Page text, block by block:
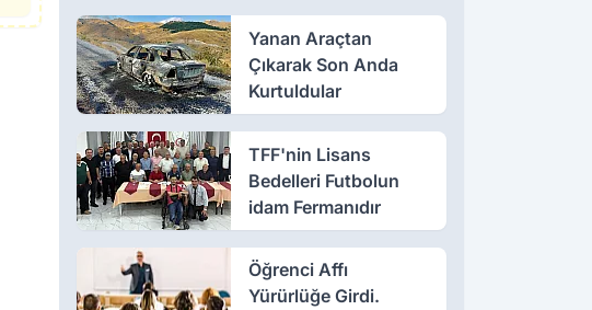
Yanan Araçtan
Çıkarak Son Anda
Kurtuldular
TFF'nin Lisans
Bedelleri Futbolun
idam Fermanıdır
Öğrenci Affı
Yürürlüğe Girdi.